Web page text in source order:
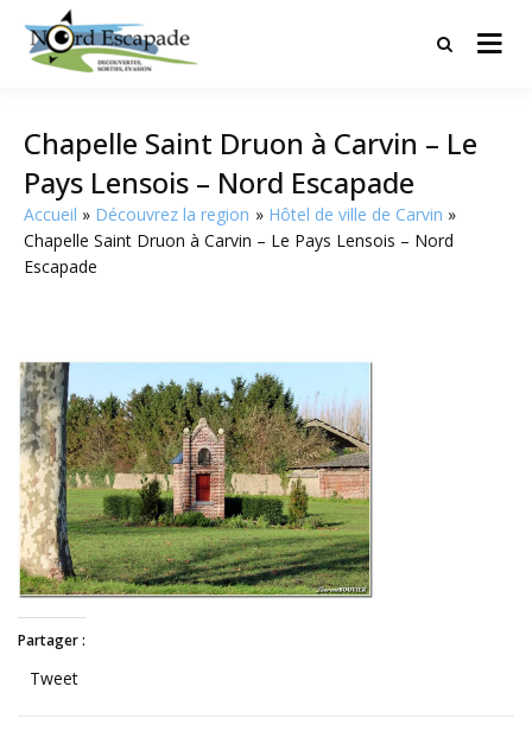
Tourisme et randonnées en Hauts
Chapelle Saint Druon à Carvin – Le
Pays Lensois – Nord Escapade
Accueil Découvrez la region
Hôtel de ville de Carvin
Chapelle Saint Druon à Carvin – Le Pays Lensois – Nord
Escapade
Partager :
Tweet